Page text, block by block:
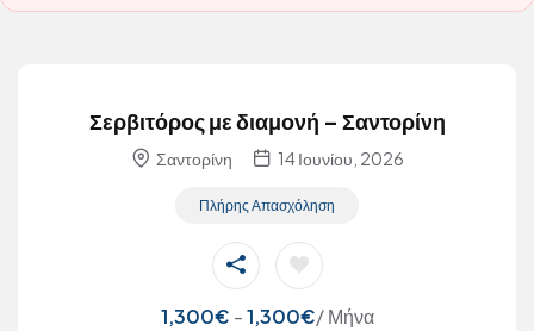
Σερβιτόρος με διαμονή – Σαντορίνη
Σαντορίνη 14 Ιουνίου, 2026
Πλήρης Απασχόληση
1,300€ -1,300€/ Μήνα